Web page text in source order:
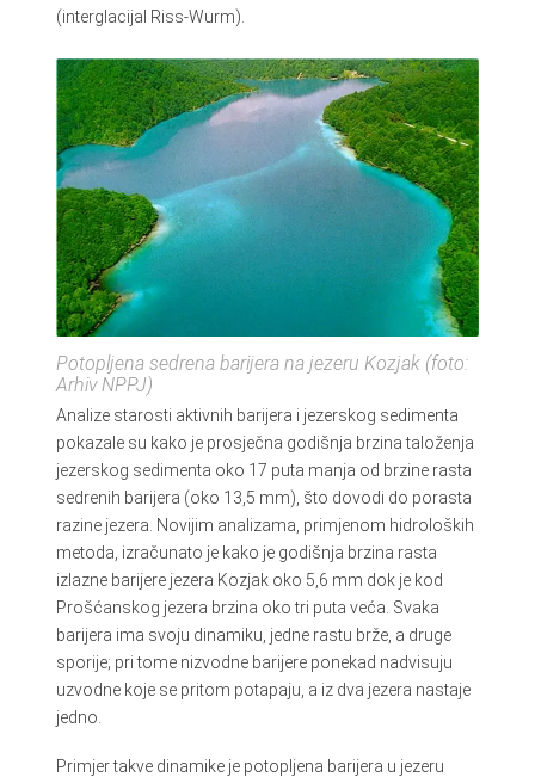
(interglacijal Riss-Wurm).
Potopljena sedrena barijera na jezeru Kozjak (foto:
Arhiv NPPJ)
Analize starosti aktivnih barijera i jezerskog sedimenta
pokazale su kako je prosječna godišnja brzina taloženja
jezerskog sedimenta oko 17 puta manja od brzine rasta
sedrenih barijera (oko 13,5 mm), što dovodi do porasta
razine jezera. Novijim analizama, primjenom hidroloških
metoda, izračunato je kako je godišnja brzina rasta
izlazne barijere jezera Kozjak oko 5,6 mm dok je kod
Prošćanskog jezera brzina oko tri puta veća. Svaka
barijera ima svoju dinamiku, jedne rastu brže, a druge
sporije; pri tome nizvodne barijere ponekad nadvisuju
uzvodne koje se pritom potapaju, a iz dva jezera nastaje
jedno.
Primjer takve dinamike je potopljena barijera u jezeru